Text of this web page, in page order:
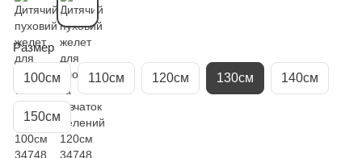
Размер
100см 110см 120см 130см 140см
150см